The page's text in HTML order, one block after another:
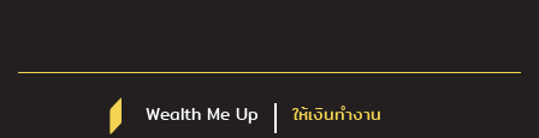
Wealth Me Up ให้เงินทำงาน